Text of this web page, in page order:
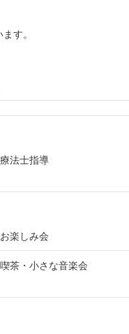
す。
療法士指導
お楽しみ会
喫茶・小さな音楽会